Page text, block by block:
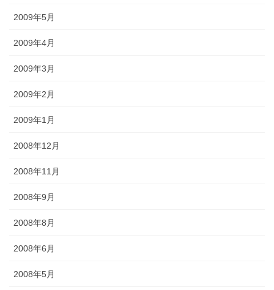
2009年5月
2009年4月
2009年3月
2009年2月
2009年1月
2008年12月
2008年11月
2008年9月
2008年8月
2008年6月
2008年5月